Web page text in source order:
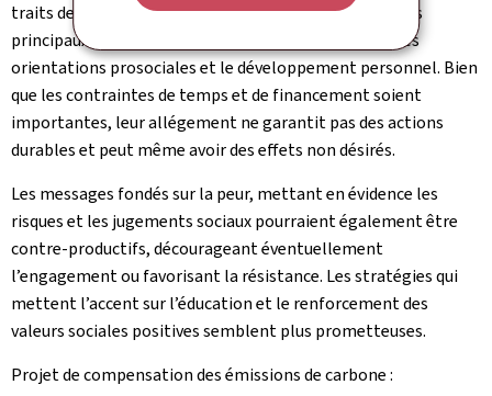
traits de personnalité et de perceptions sociétales. Les
principaux moteurs sont l’enseignement supérieur, les
orientations prosociales et le développement personnel. Bien
que les contraintes de temps et de financement soient
importantes, leur allégement ne garantit pas des actions
durables et peut même avoir des effets non désirés.
Les messages fondés sur la peur, mettant en évidence les
risques et les jugements sociaux pourraient également être
contre-productifs, décourageant éventuellement
l’engagement ou favorisant la résistance. Les stratégies qui
mettent l’accent sur l’éducation et le renforcement des
valeurs sociales positives semblent plus prometteuses.
Projet de compensation des émissions de carbone :